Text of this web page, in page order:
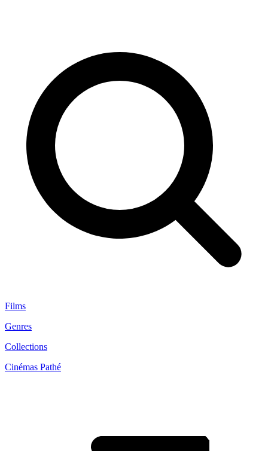
Films
Genres
Collections
Cinémas Pathé